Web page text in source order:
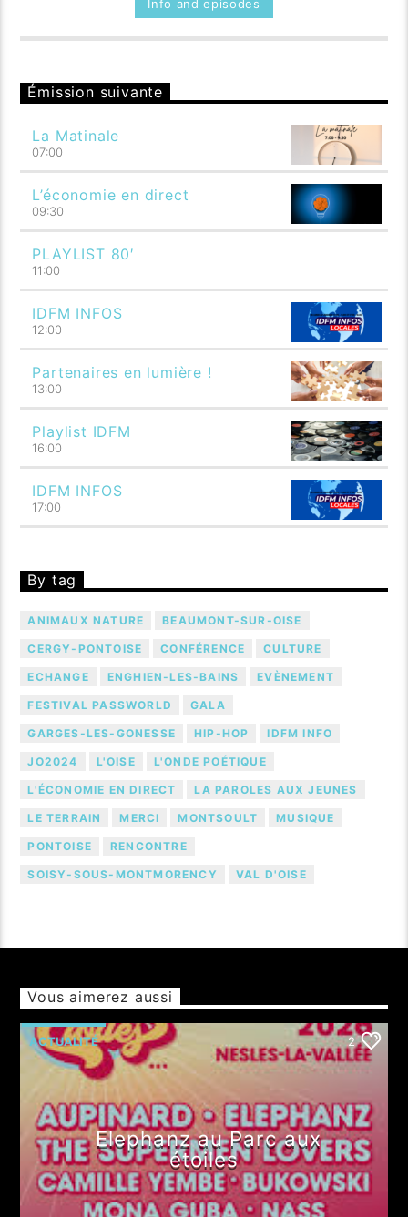
Info and episodes
Émission suivante
La Matinale
07:00
L’économie en direct
09:30
PLAYLIST 80′
11:00
IDFM INFOS
12:00
Partenaires en lumière !
13:00
Playlist IDFM
16:00
IDFM INFOS
17:00
By tag
ANIMAUX NATURE BEAUMONT-SUR-OISE
CERGY-PONTOISE CONFÉRENCE CULTURE
ECHANGE ENGHIEN-LES-BAINS EVÈNEMENT
FESTIVAL PASSWORLD GALA
GARGES-LES-GONESSE HIP-HOP IDFM INFO
JO2024 L'OISE L'ONDE POÉTIQUE
L'ÉCONOMIE EN DIRECT LA PAROLES AUX JEUNES
LE TERRAIN MERCI MONTSOULT MUSIQUE
PONTOISE RENCONTRE
SOISY-SOUS-MONTMORENCY VAL D'OISE
Vous aimerez aussi
ACTUALITÉ 2
Elephanz au Parc aux
étoiles